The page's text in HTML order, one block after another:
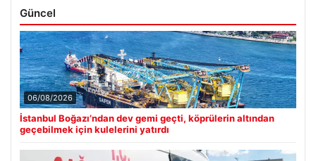
Güncel
06/08/2026
İstanbul Boğazı’ndan dev gemi geçti, köprülerin altından
geçebilmek için kulelerini yatırdı